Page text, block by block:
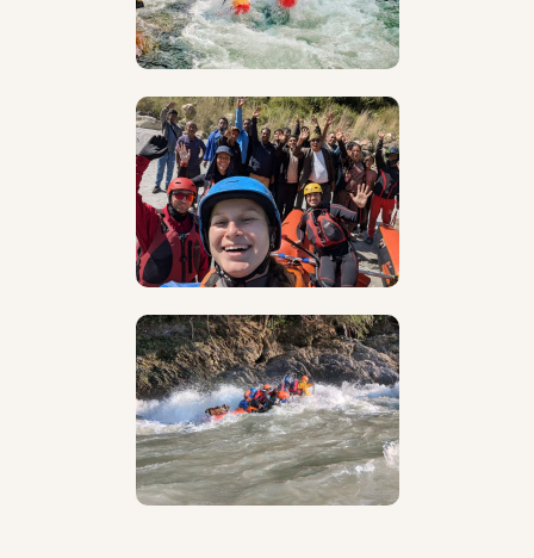
Основное направление этоводное- сплавы на
катамаранах по бурной воде (Красненькая,
Кутсайоки, Катунь, Урсул, Кумир, Кубань, Большой
Зеленчук, Аксаут, Чанты-Аргун, Шаро-Аргун, Тумча,
Писта, Умба, Кереть, Шуя, Укса, Мста,Балыктыг-Хем,
Каа-Хем, Улуг-О,Бий-Хем, Трисули, Кали-Гандаки,
Марсианди, Сун-Коси, Каменг, Камла-Субансири),
сплавы на каяках и байдарках, моторных лодках по
Ладоге, Баренцеву морю, Умбозеро и Плато
Регионы сплавов:Карелия, Кольский, Мурманская
обл, Плато Путорана, Алтай, Иркутская область,
Тыва, Непал, Карачаево-Черкессия, Индия, Чечня.
Так же люблютреккинг и горы -снежные, высокие,
будто недосягаемые. Восходила на Эльбрус, ходила
по горам Кавказа, Крыма, Хибинам, Непала.
Образование: